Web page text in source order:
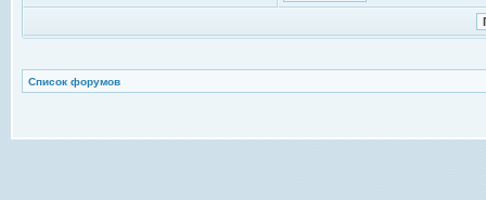
Список форумов